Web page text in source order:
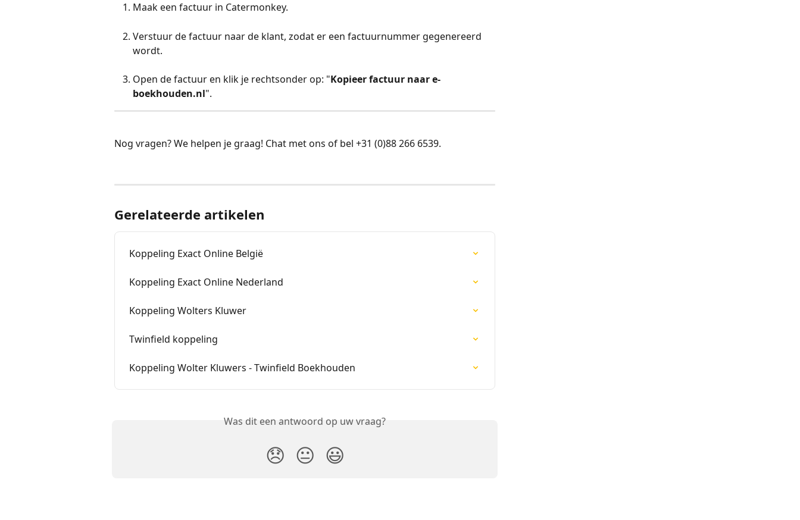
Maak een factuur in Catermonkey.
Verstuur de factuur naar de klant, zodat er een factuurnummer gegenereerd
wordt.
Open de factuur en klik je rechtsonder op: "Kopieer factuur naar e-
boekhouden.nl".
Nog vragen? We helpen je graag! Chat met ons of bel +31 (0)88 266 6539.
Gerelateerde artikelen
Koppeling Exact Online België
Koppeling Exact Online Nederland
Koppeling Wolters Kluwer
Twinfield koppeling
Koppeling Wolter Kluwers - Twinfield Boekhouden
Was dit een antwoord op uw vraag?
😞 😐 😃